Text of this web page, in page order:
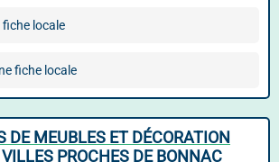
locale
fiche locale
DE MEUBLES ET DÉCORATION
PROCHES DE BONNAC